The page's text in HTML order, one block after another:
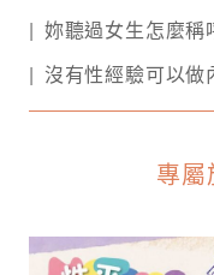
妳聽過女生怎麼稱
沒有性經驗可以做
專屬